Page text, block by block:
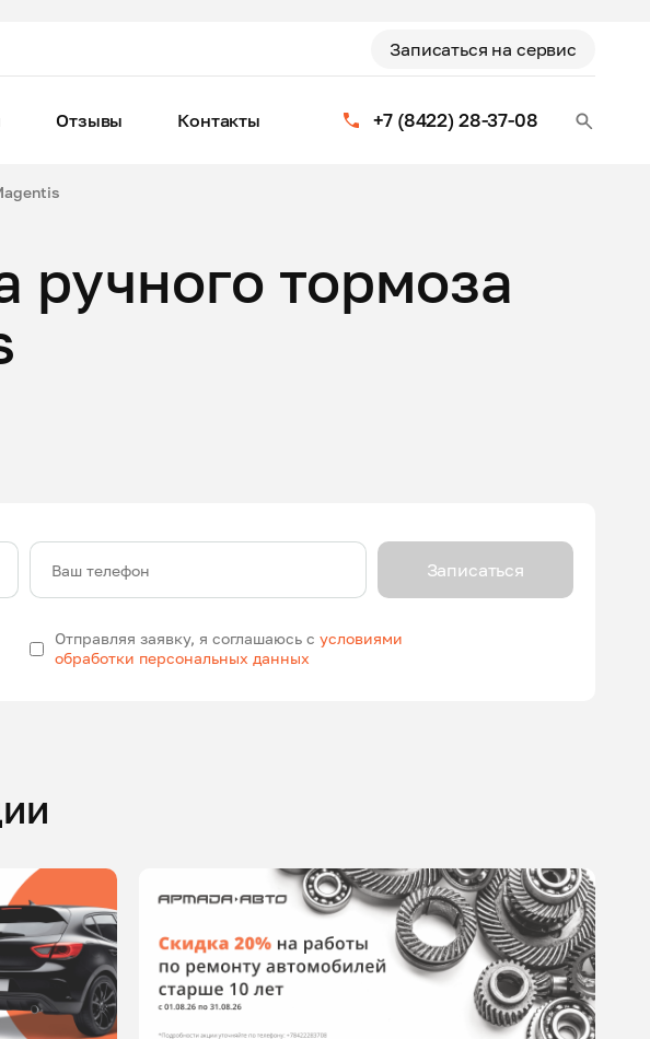
Записаться на сервис
+7 (8422) 28-37-08
Отзывы Контакты
ручного тормоза
Ваш телефон
Отправляя заявку, я соглашаюсь сусловиями
обработки персональных данных
Записаться